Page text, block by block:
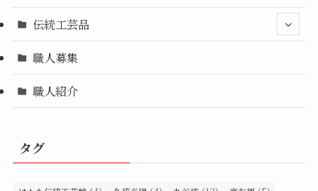
伝統工芸品
職人募集
職人紹介
タグ